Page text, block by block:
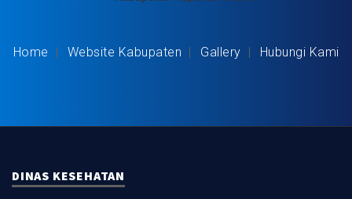
Home Website Kabupaten Gallery Hubungi Kami
DINAS KESEHATAN